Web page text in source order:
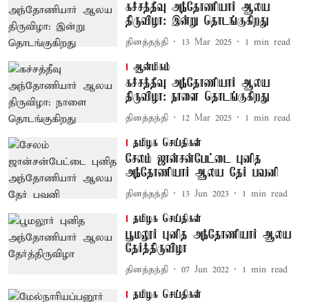
கச்சத்தீவு அந்தோணியார் ஆலய
திருவிழா: இன்று தொடங்குகிறது
தினத்தந்தி 13 Mar 2025 1 min read
ஆன்மிகம்
கச்சத்தீவு அந்தோணியார் ஆலய
திருவிழா: நாளை தொடங்குகிறது
தினத்தந்தி 12 Mar 2025 1 min read
தமிழக செய்திகள்
சேலம் ஜான்சன்பேட்டை புனித
அந்தோணியார் ஆலய தேர் பவனி
தினத்தந்தி 13 Jun 2023 1 min read
தமிழக செய்திகள்
பூமலூர் புனித அந்தோணியார் ஆலய
தேர்த்திருவிழா
தினத்தந்தி 07 Jun 2022 1 min read
தமிழக செய்திகள்